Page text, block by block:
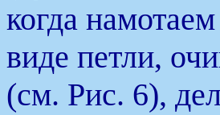
когда
виде петли,
(см. Рис. 6),